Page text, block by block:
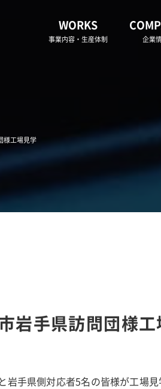
WORKS
事業内容・生産体制 企業
様工場見学
岩手県訪問団様工
岩手県側対応者5名の皆様が工場